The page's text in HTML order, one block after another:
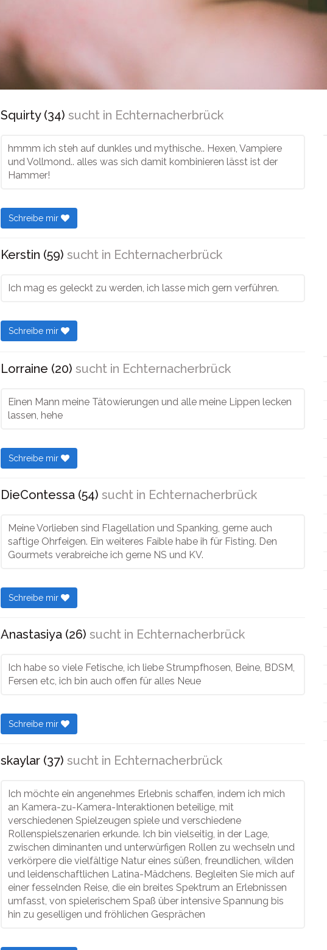
Squirty (34) sucht in Echternacherbrück
hmmm ich steh auf dunkles und mythische.. Hexen, Vampiere
und Vollmond.. alles was sich damit kombinieren lässt ist der
Hammer!
Schreibe mir
Kerstin (59) sucht in Echternacherbrück
Ich mag es geleckt zu werden, ich lasse mich gern verführen.
Schreibe mir
Lorraine (20) sucht in Echternacherbrück
Einen Mann meine Tätowierungen und alle meine Lippen lecken
lassen, hehe
Schreibe mir
DieContessa (54) sucht in Echternacherbrück
Meine Vorlieben sind Flagellation und Spanking, gerne auch
saftige Ohrfeigen. Ein weiteres Faible habe ih für Fisting. Den
Gourmets verabreiche ich gerne NS und KV.
Schreibe mir
Anastasiya (26) sucht in Echternacherbrück
Ich habe so viele Fetische, ich liebe Strumpfhosen, Beine, BDSM,
Fersen etc, ich bin auch offen für alles Neue
Schreibe mir
skaylar (37) sucht in Echternacherbrück
Ich möchte ein angenehmes Erlebnis schaffen, indem ich mich
an Kamera-zu-Kamera-Interaktionen beteilige, mit
verschiedenen Spielzeugen spiele und verschiedene
Rollenspielszenarien erkunde. Ich bin vielseitig, in der Lage,
zwischen diminanten und unterwürfigen Rollen zu wechseln und
verkörpere die vielfältige Natur eines süßen, freundlichen, wilden
und leidenschaftlichen Latina-Mädchens. Begleiten Sie mich auf
einer fesselnden Reise, die ein breites Spektrum an Erlebnissen
umfasst, von spielerischem Spaß über intensive Spannung bis
hin zu geselligen und fröhlichen Gesprächen